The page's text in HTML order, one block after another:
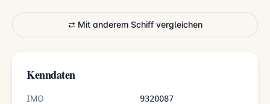
⇄ Mit anderem Schiff vergleichen
Kenndaten
IMO 9320087